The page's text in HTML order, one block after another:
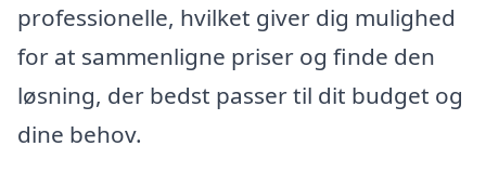
professionelle, hvilket giver dig mulighed
for at sammenligne priser og finde den
løsning, der bedst passer til dit budget og
dine behov.